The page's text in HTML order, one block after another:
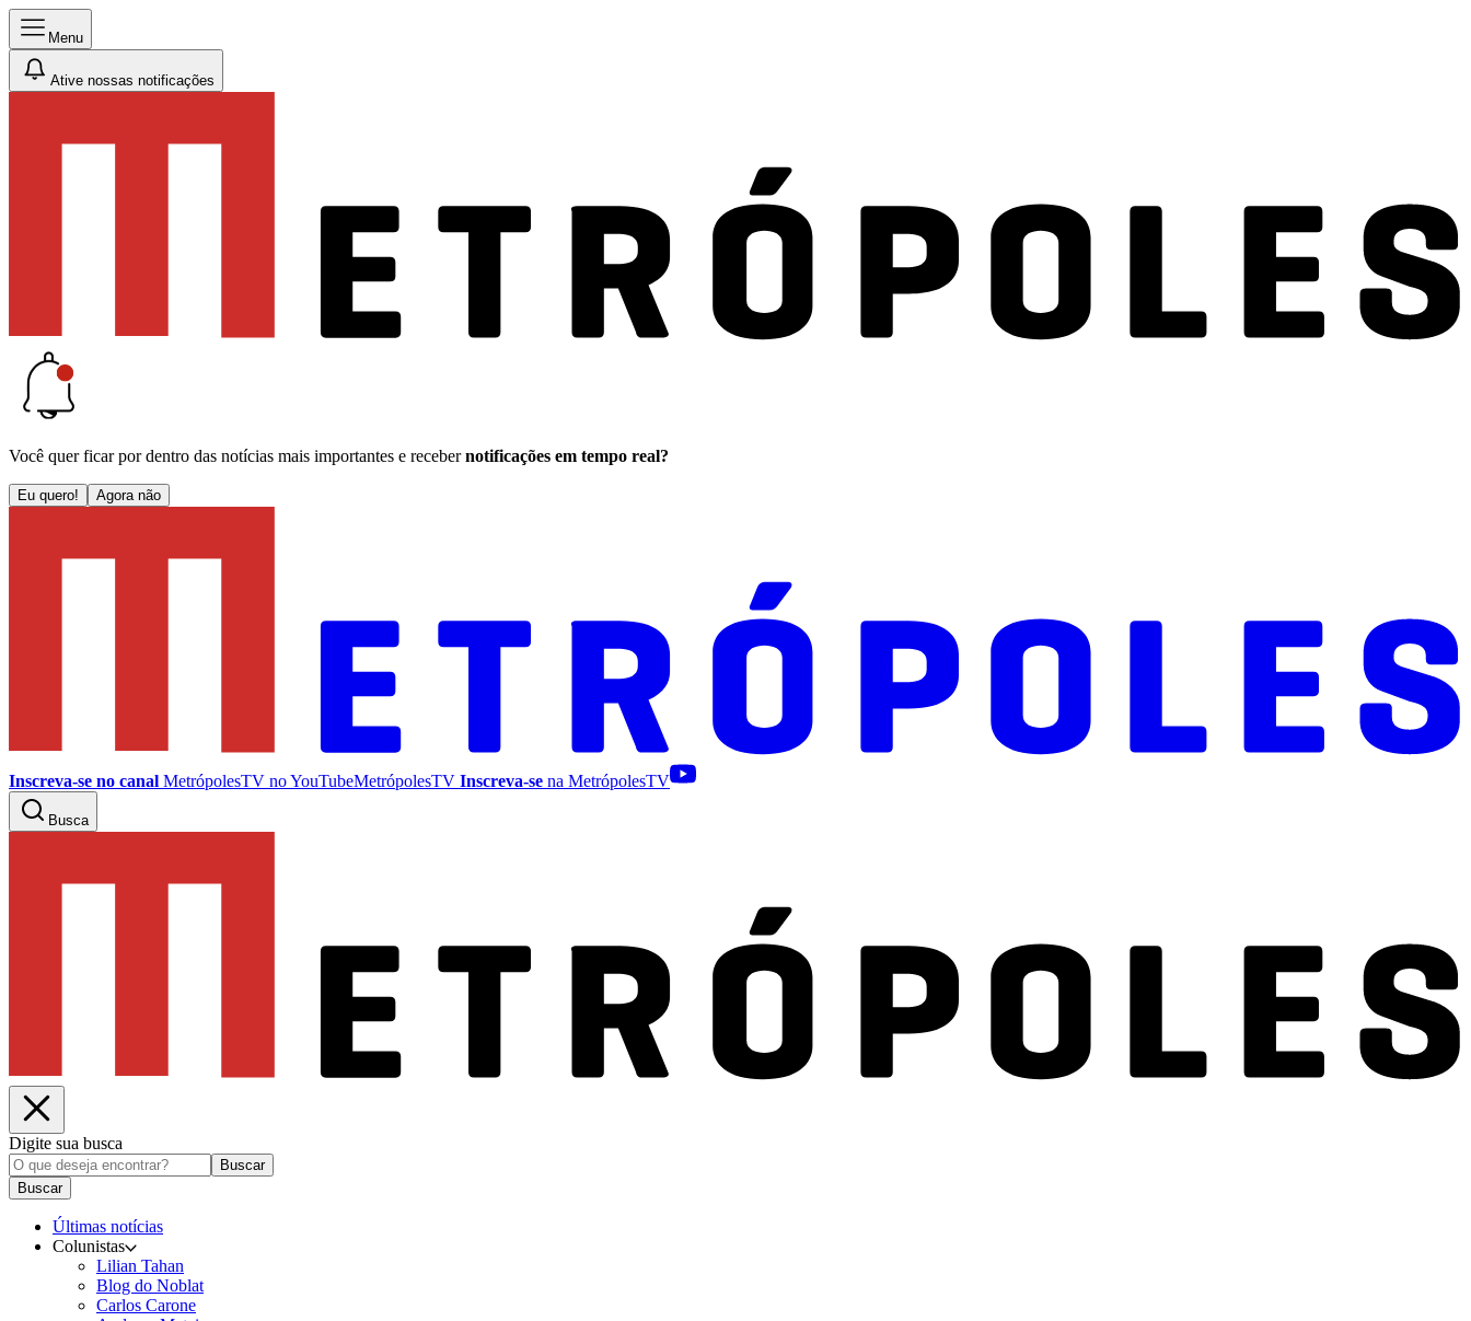
Menu
Ative nossas notificações
Você quer ficar por dentro das notícias mais importantes e receber notificações em tempo real?
Eu quero! Agora não
Inscreva-se no canal MetrópolesTV noYouTubeMetrópolesTV Inscreva-se na MetrópolesTV
Busca
Digite sua busca
Buscar
Buscar
Últimas notícias
Colunistas
Lilian Tahan
Blog do Noblat
Carlos Carone